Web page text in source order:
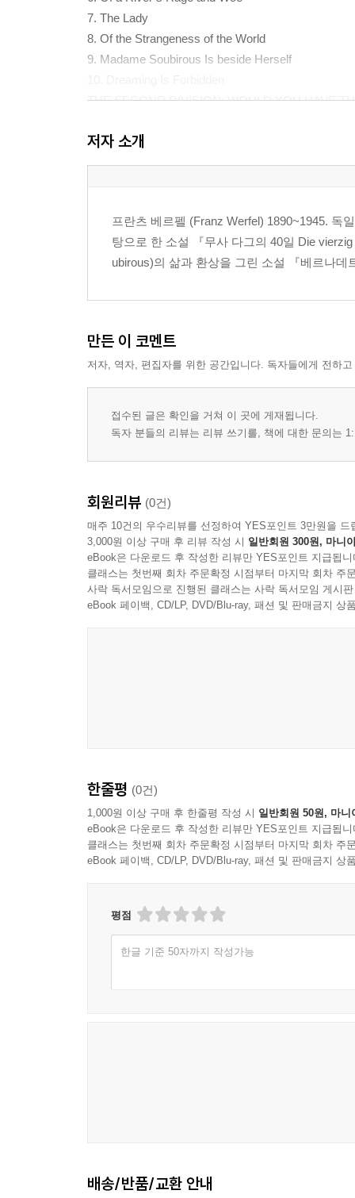
7. The Lady
8. Of the Strangeness of the World
9. Madame Soubirous Is beside Herself
THE SECOND DIVISION: WOULD YOU HAVE
12. The First Words
13. Heralds of Science
16. The Lady and the Gendarmes
17. Monsieur Estrade’s Return
18. The Dean Demands a Miracl
21. Vexation’s Aftermath
22. Exchange of Rosaries
23. A Louis d’Or and a Box on the Ear
24. The Bouhouhorts Child
25. You Are Playing with Fire, O Bernadette
28. The Mayor Risks a Coup d’Etat
29. A Bishop Counts Consequences
30. Farewell of All Farewells
THE FOURTH DIVISION: FORESHADOWINGS
31. The Departure of Sister Alarie Therese
32. Psychiatry Takes a Hand
THE FIFTH DIVISION: THE WAGES OF
42. Many Visitors
43. The Sign
44. Not for Me Flows the Spring
46. The Hell of the Flesh
47. The Lightning Strikes
48. I Never Loved
50. The Fiftieth Ave
저자 소개
프란츠 베르펠 (Franz Werfel) 1890~1945. 독
탕으로 한 소설 『무사 다그의 40일 Die
ubirous)의 삶과 환상을 그린 소설 『베르나데
만든 이 코멘트
저자, 역자, 편집자를 위한 공간입니다. 독자들에게 전하
접수된 글은 확인을 거쳐 이 곳에 게재됩니다.
독자 분들의 리뷰는 리뷰 쓰기를, 책에 대한 문의는
회원리뷰 (0건)
매주 10건의 우수리뷰를 선정하여 YES포인트 3만원을 드
3,000원 이상 구매 후 리뷰 작성 시 일반회원 300원, 마니
eBook은 다운로드 후 작성한 리뷰만 YES포인트 지급됩니
클래스는 첫번째 회차 주문확정 시점부터 마지막 회차 주
사락 독서모임으로 진행된 클래스는 사락 독서모임 게시
eBook 페이백, CD/LP, DVD/Blu-ray, 패션 및 판매금지 상
한줄평 (0건)
1,000원 이상 구매 후 한줄평 작성 시 일반회원 50원, 마니
eBook은 다운로드 후 작성한 리뷰만 YES포인트 지급됩니
클래스는 첫번째 회차 주문확정 시점부터 마지막 회차 주
eBook 페이백, CD/LP, DVD/Blu-ray, 패션 및 판매금지 상
평점
한글 기준 50자까지 작성가능
배송/반품/교환 안내